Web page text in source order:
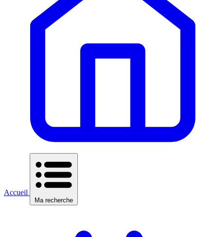
Accueil
Ma recherche